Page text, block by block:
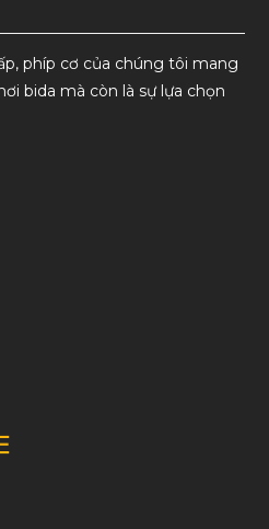
phíp cơ của chúng tôi mang
bida mà còn là sự lựa chọn